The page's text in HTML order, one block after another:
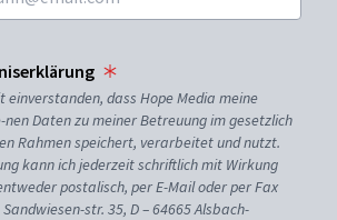
einverstanden, dass Hope Media meine
Daten zu meiner Betreuung im gesetzlich
Rahmen speichert, verarbeitet und nutzt.
kann ich jederzeit schriftlich mit Wirkung
postalisch, per E-Mail oder per Fax
str. 35, D – 64665 Alsbach-